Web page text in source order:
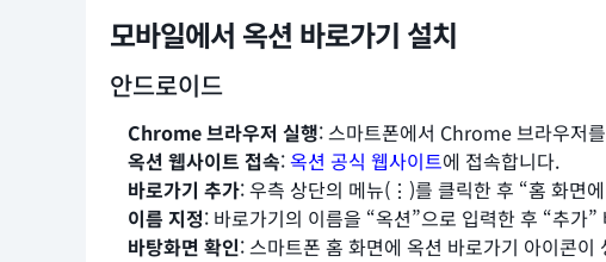
모바일에서 옥션 바로가기 설치
안드로이드
Chrome 브라우저 실행: 스마트폰에서 Chrome 브라우저
옥션 웹사이트 접속:옥션 공식 웹사이트에 접속합니다.
바로가기 추가: 우측 상단의 메뉴(⋮)를 클릭한 후 “홈 화면
이름 지정: 바로가기의 이름을 “옥션”으로 입력한 후 “추가
바탕화면 확인: 스마트폰 홈 화면에 옥션 바로가기 아이콘이